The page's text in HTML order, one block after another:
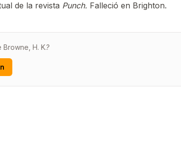
de la revista Punch. Falleció en Brighton.
H. K.?